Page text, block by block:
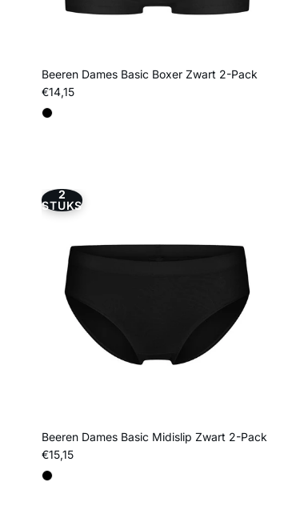
Beeren Dames Basic Boxer Zwart 2-Pack
Reguliere prijs
€14,15
2
STUKS
Beeren Dames Basic Midislip Zwart 2-Pack
Reguliere prijs
€15,15